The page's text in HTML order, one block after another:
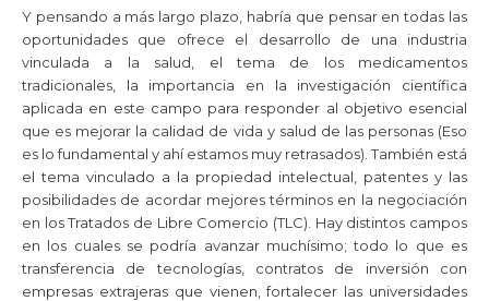
Y pensando a más largo plazo, habría que pensar en todas las
oportunidades que ofrece el desarrollo de una industria
vinculada a la salud, el tema de los medicamentos
tradicionales, la importancia en la investigación científica
aplicada en este campo para responder al objetivo esencial
que es mejorar la calidad de vida y salud de las personas (Eso
es lo fundamental y ahí estamos muy retrasados). También está
el tema vinculado a la propiedad intelectual, patentes y las
posibilidades de acordar mejores términos en la negociación
en los Tratados de Libre Comercio (TLC). Hay distintos campos
en los cuales se podría avanzar muchísimo; todo lo que es
transferencia de tecnologías, contratos de inversión con
empresas extrajeras que vienen, fortalecer las universidades